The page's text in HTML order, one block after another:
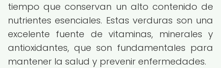
tiempo que conservan un alto contenido de
nutrientes esenciales. Estas verduras son una
excelente fuente de vitaminas, minerales y
antioxidantes, que son fundamentales para
mantener la salud y prevenir enfermedades.